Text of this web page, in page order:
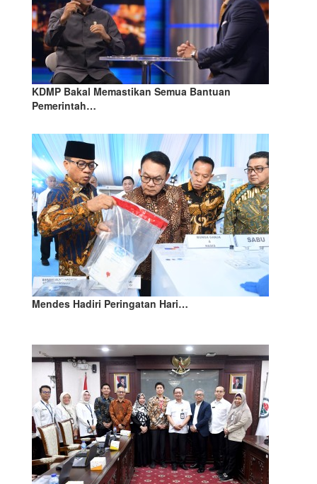
KDMP Bakal Memastikan Semua Bantuan
Pemerintah…
Mendes Hadiri Peringatan Hari…